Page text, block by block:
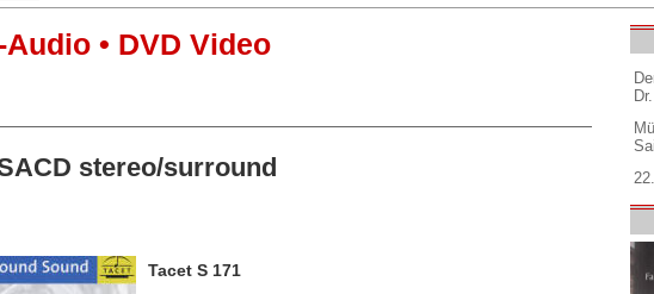
Audio • DVD Video
stereo/surround
Tacet S 171